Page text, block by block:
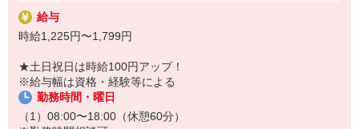
ら喜んでいただけるだろう」他職種で連携しながら創意工夫し支援
していきます。感謝の言葉を直接いただけたり、信頼関係を築いて
いくことができます。日勤中心で働け介護度も比較的高くないた
給与
時給1,225円〜1,799円
★土日祝日は時給100円アップ！
※給与幅は資格・経験等による
勤務時間・曜日
（1）08:00〜18:00（休憩60分）